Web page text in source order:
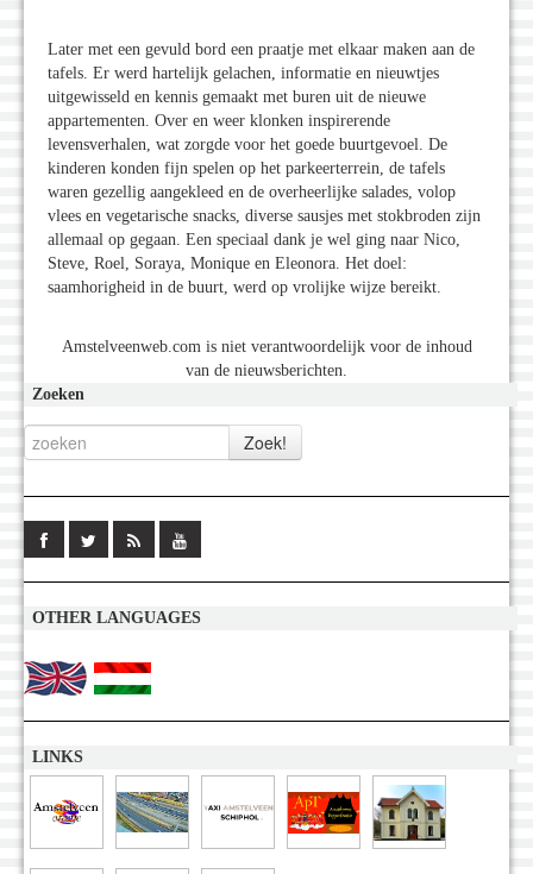
Later met een gevuld bord een praatje met elkaar maken aan de
tafels. Er werd hartelijk gelachen, informatie en nieuwtjes
uitgewisseld en kennis gemaakt met buren uit de nieuwe
appartementen. Over en weer klonken inspirerende
levensverhalen, wat zorgde voor het goede buurtgevoel. De
kinderen konden fijn spelen op het parkeerterrein, de tafels
waren gezellig aangekleed en de overheerlijke salades, volop
vlees en vegetarische snacks, diverse sausjes met stokbroden zijn
allemaal op gegaan. Een speciaal dank je wel ging naar Nico,
Steve, Roel, Soraya, Monique en Eleonora. Het doel:
saamhorigheid in de buurt, werd op vrolijke wijze bereikt.
Amstelveenweb.com is niet verantwoordelijk voor de inhoud
van de nieuwsberichten.
Zoeken
OTHER LANGUAGES
LINKS